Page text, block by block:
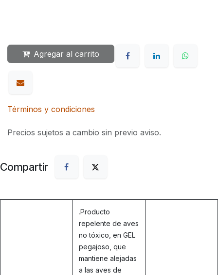
Agregar al carrito
Términos y condiciones
Precios sujetos a cambio sin previo aviso.
Compartir
.Producto
repelente de aves
no tóxico, en GEL
pegajoso, que
mantiene alejadas
a las aves de